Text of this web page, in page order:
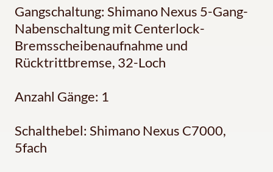
Gangschaltung: Shimano Nexus 5-Gang-
Nabenschaltung mit Centerlock-
Bremsscheibenaufnahme und
Rücktrittbremse, 32-Loch
Anzahl Gänge: 1
Schalthebel: Shimano Nexus C7000,
5fach